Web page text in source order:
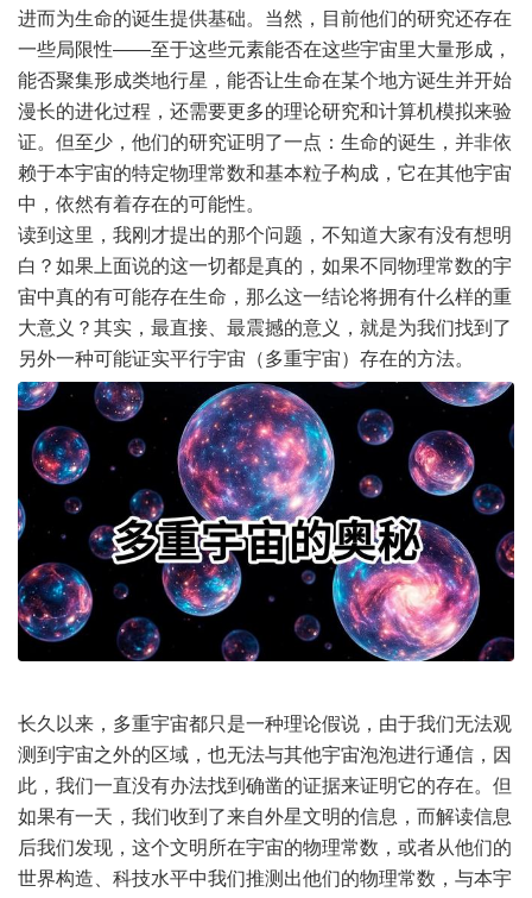
进而为生命的诞生提供基础。当然，目前他们的研究还存在
一些局限性——至于这些元素能否在这些宇宙里大量形成，
能否聚集形成类地行星，能否让生命在某个地方诞生并开始
漫长的进化过程，还需要更多的理论研究和计算机模拟来验
证。但至少，他们的研究证明了一点：生命的诞生，并非依
赖于本宇宙的特定物理常数和基本粒子构成，它在其他宇宙
中，依然有着存在的可能性。
读到这里，我刚才提出的那个问题，不知道大家有没有想明
白？如果上面说的这一切都是真的，如果不同物理常数的宇
宙中真的有可能存在生命，那么这一结论将拥有什么样的重
大意义？其实，最直接、最震撼的意义，就是为我们找到了
另外一种可能证实平行宇宙（多重宇宙）存在的方法。
长久以来，多重宇宙都只是一种理论假说，由于我们无法观
测到宇宙之外的区域，也无法与其他宇宙泡泡进行通信，因
此，我们一直没有办法找到确凿的证据来证明它的存在。但
如果有一天，我们收到了来自外星文明的信息，而解读信息
后我们发现，这个文明所在宇宙的物理常数，或者从他们的
世界构造、科技水平中我们推测出他们的物理常数，与本宇